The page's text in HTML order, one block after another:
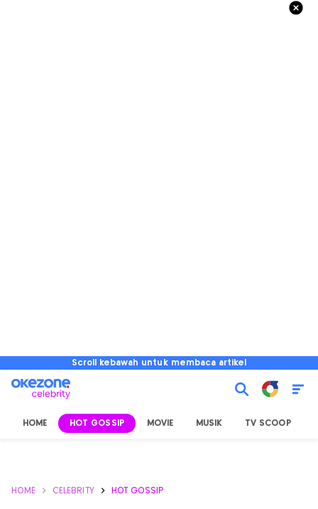
Scroll kebawah untuk membaca artikel
HOME HOT GOSSIP MOVIE MUSIK TV SCOOP
HOME CELEBRITY HOT GOSSIP